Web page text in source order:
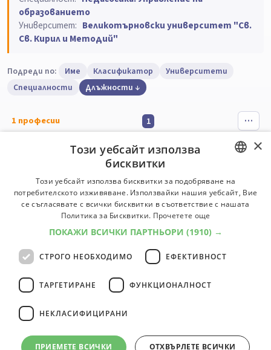
образованието
Университет: Великотърновски университет "Св.
Св. Кирил и Методий"
Подреди по: Име Класификатор
Университети
Специалности
Длъжности
1 професии 1
Директор на училище
Директорът на училище планира, организира,
ръководи и отговаря за осъществяването на
държавната и училищната политика в областта на
образованието, учебно-възпитателния процес и
цялостната административно-управленска и
Университети:5Специалности: 6
професии
BULGARIAN
ENGLISH
×
Този уебсайт използва
бисквитки
Този уебсайт използва бисквитки за подобряване на
потребителското изживяване. Използвайки нашия уебсайт, Вие
се съгласявате с всички бисквитки в съответствие с нашата
Политика за Бисквитки. Прочетете още
ПОКАЖИ ВСИЧКИ ПАРТНЬОРИ (1910) →
СТРОГО НЕОБХОДИМО ЕФЕКТИВНОСТ
ТАРГЕТИРАНЕ ФУНКЦИОНАЛНОСТ
НЕКЛАСИФИЦИРАНИ
ПРИЕМЕТЕ ВСИЧКИ ОТХВЪРЛЕТЕ ВСИЧКИ